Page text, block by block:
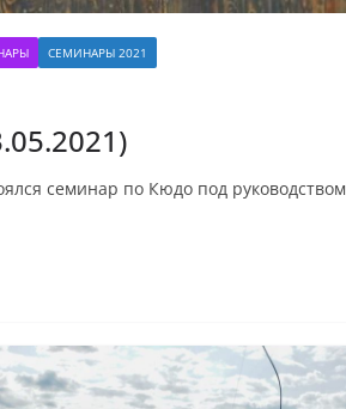
СЕМИНАРЫ 2021
семинар по Кюдо под руководством